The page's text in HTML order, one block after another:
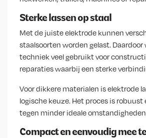
Sterke lassen op staal
Met de juiste elektrode kunnen
staalsoorten worden gelast.
techniek veel gebruikt voor
reparaties waarbij een sterke
Voor dikkere materialen is elektrode
logische keuze. Het proces is robuust
tegen minder ideale
Compact en eenvoudig mee